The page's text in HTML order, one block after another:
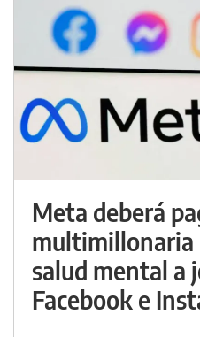
Meta deberá
multimillonaria
salud mental a
Facebook e